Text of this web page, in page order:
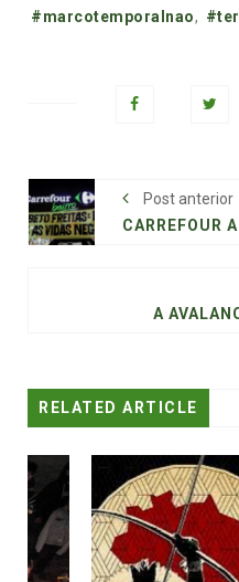
#marcotemporalnao,
Post anterior
RELATED ARTICLE